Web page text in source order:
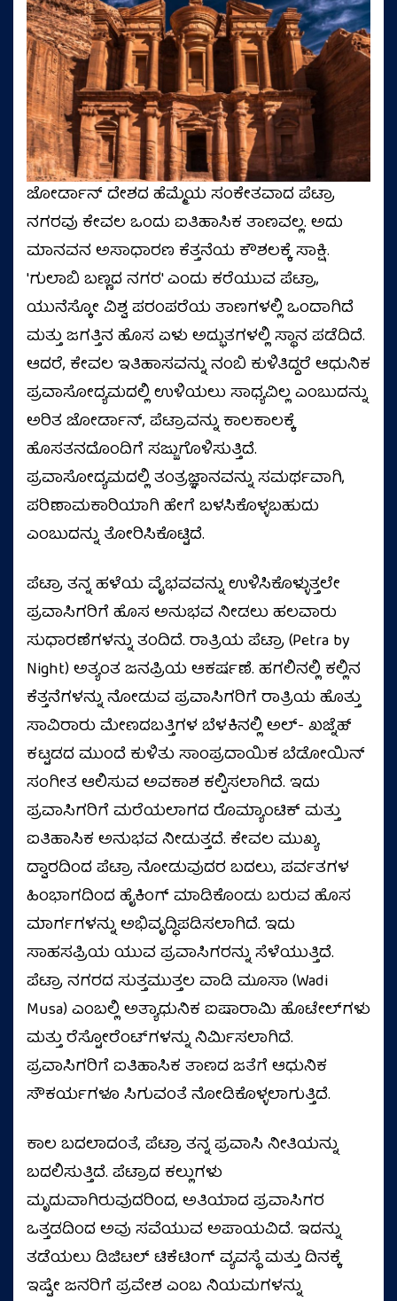
ಜೋರ್ಡಾನ್ ದೇಶದ ಹೆಮ್ಮೆಯ ಸಂಕೇತವಾದ ಪೆಟ್ರಾ
ನಗರವು ಕೇವಲ ಒಂದು ಐತಿಹಾಸಿಕ ತಾಣವಲ್ಲ. ಅದು
ಮಾನವನ ಅಸಾಧಾರಣ ಕೆತ್ತನೆಯ ಕೌಶಲಕ್ಕೆ ಸಾಕ್ಷಿ.
'ಗುಲಾಬಿ ಬಣ್ಣದ ನಗರ' ಎಂದು ಕರೆಯುವ ಪೆಟ್ರಾ,
ಯುನೆಸ್ಕೋ ವಿಶ್ವ ಪರಂಪರೆಯ ತಾಣಗಳಲ್ಲಿ ಒಂದಾಗಿದೆ
ಮತ್ತು ಜಗತ್ತಿನ ಹೊಸ ಏಳು ಅದ್ಭುತಗಳಲ್ಲಿ ಸ್ಥಾನ ಪಡೆದಿದೆ.
ಆದರೆ, ಕೇವಲ ಇತಿಹಾಸವನ್ನು ನಂಬಿ ಕುಳಿತಿದ್ದರೆ ಆಧುನಿಕ
ಪ್ರವಾಸೋದ್ಯಮದಲ್ಲಿ ಉಳಿಯಲು ಸಾಧ್ಯವಿಲ್ಲ ಎಂಬುದನ್ನು
ಅರಿತ ಜೋರ್ಡಾನ್, ಪೆಟ್ರಾವನ್ನು ಕಾಲಕಾಲಕ್ಕೆ
ಹೊಸತನದೊಂದಿಗೆ ಸಜ್ಜುಗೊಳಿಸುತ್ತಿದೆ.
ಪ್ರವಾಸೋದ್ಯಮದಲ್ಲಿ ತಂತ್ರಜ್ಞಾನವನ್ನು ಸಮರ್ಥವಾಗಿ,
ಪರಿಣಾಮಕಾರಿಯಾಗಿ ಹೇಗೆ ಬಳಸಿಕೊಳ್ಳಬಹುದು
ಎಂಬುದನ್ನು ತೋರಿಸಿಕೊಟ್ಟಿದೆ.
ಪೆಟ್ರಾ ತನ್ನ ಹಳೆಯ ವೈಭವವನ್ನು ಉಳಿಸಿಕೊಳ್ಳುತ್ತಲೇ
ಪ್ರವಾಸಿಗರಿಗೆ ಹೊಸ ಅನುಭವ ನೀಡಲು ಹಲವಾರು
ಸುಧಾರಣೆಗಳನ್ನು ತಂದಿದೆ. ರಾತ್ರಿಯ ಪೆಟ್ರಾ (Petra by
Night) ಅತ್ಯಂತ ಜನಪ್ರಿಯ ಆಕರ್ಷಣೆ. ಹಗಲಿನಲ್ಲಿ ಕಲ್ಲಿನ
ಕೆತ್ತನೆಗಳನ್ನು ನೋಡುವ ಪ್ರವಾಸಿಗರಿಗೆ ರಾತ್ರಿಯ ಹೊತ್ತು
ಸಾವಿರಾರು ಮೇಣದಬತ್ತಿಗಳ ಬೆಳಕಿನಲ್ಲಿ ಅಲ್- ಖಜ್ನೆಹ್
ಕಟ್ಟಡದ ಮುಂದೆ ಕುಳಿತು ಸಾಂಪ್ರದಾಯಿಕ ಬೆಡೋಯಿನ್
ಸಂಗೀತ ಆಲಿಸುವ ಅವಕಾಶ ಕಲ್ಪಿಸಲಾಗಿದೆ. ಇದು
ಪ್ರವಾಸಿಗರಿಗೆ ಮರೆಯಲಾಗದ ರೊಮ್ಯಾಂಟಿಕ್ ಮತ್ತು
ಐತಿಹಾಸಿಕ ಅನುಭವ ನೀಡುತ್ತದೆ. ಕೇವಲ ಮುಖ್ಯ
ದ್ವಾರದಿಂದ ಪೆಟ್ರಾ ನೋಡುವುದರ ಬದಲು, ಪರ್ವತಗಳ
ಹಿಂಭಾಗದಿಂದ ಹೈಕಿಂಗ್ ಮಾಡಿಕೊಂಡು ಬರುವ ಹೊಸ
ಮಾರ್ಗಗಳನ್ನು ಅಭಿವೃದ್ಧಿಪಡಿಸಲಾಗಿದೆ. ಇದು
ಸಾಹಸಪ್ರಿಯ ಯುವ ಪ್ರವಾಸಿಗರನ್ನು ಸೆಳೆಯುತ್ತಿದೆ.
ಪೆಟ್ರಾ ನಗರದ ಸುತ್ತಮುತ್ತಲ ವಾಡಿ ಮೂಸಾ (Wadi
Musa) ಎಂಬಲ್ಲಿ ಅತ್ಯಾಧುನಿಕ ಐಷಾರಾಮಿ ಹೊಟೇಲ್‌ಗಳು
ಮತ್ತು ರೆಸ್ಟೋರೆಂಟ್‌ಗಳನ್ನು ನಿರ್ಮಿಸಲಾಗಿದೆ.
ಪ್ರವಾಸಿಗರಿಗೆ ಐತಿಹಾಸಿಕ ತಾಣದ ಜತೆಗೆ ಆಧುನಿಕ
ಸೌಕರ್ಯಗಳೂ ಸಿಗುವಂತೆ ನೋಡಿಕೊಳ್ಳಲಾಗುತ್ತಿದೆ.
ಕಾಲ ಬದಲಾದಂತೆ, ಪೆಟ್ರಾ ತನ್ನ ಪ್ರವಾಸಿ ನೀತಿಯನ್ನು
ಬದಲಿಸುತ್ತಿದೆ. ಪೆಟ್ರಾದ ಕಲ್ಲುಗಳು
ಮೃದುವಾಗಿರುವುದರಿಂದ, ಅತಿಯಾದ ಪ್ರವಾಸಿಗರ
ಒತ್ತಡದಿಂದ ಅವು ಸವೆಯುವ ಅಪಾಯವಿದೆ. ಇದನ್ನು
ತಡೆಯಲು ಡಿಜಿಟಲ್ ಟಿಕೆಟಿಂಗ್ ವ್ಯವಸ್ಥೆ ಮತ್ತು ದಿನಕ್ಕೆ
ಇಷ್ಟೇ ಜನರಿಗೆ ಪ್ರವೇಶ ಎಂಬ ನಿಯಮಗಳನ್ನು